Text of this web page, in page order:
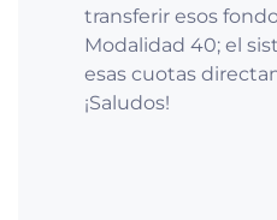
transferir esos
Modalidad 40; el
esas cuotas
¡Saludos!